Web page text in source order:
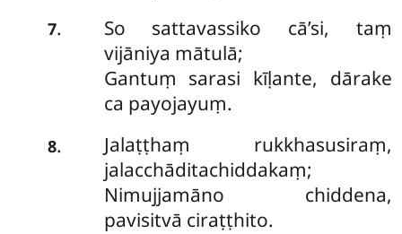
7.
So sattavassiko cā’si, taṃ
vijāniya mātulā;
Gantuṃ sarasi kīḷante, dārake
ca payojayuṃ.
8.
Jalaṭṭhaṃ rukkhasusiraṃ,
jalacchāditachiddakaṃ;
Nimujjamāno chiddena,
pavisitvā ciraṭṭhito.